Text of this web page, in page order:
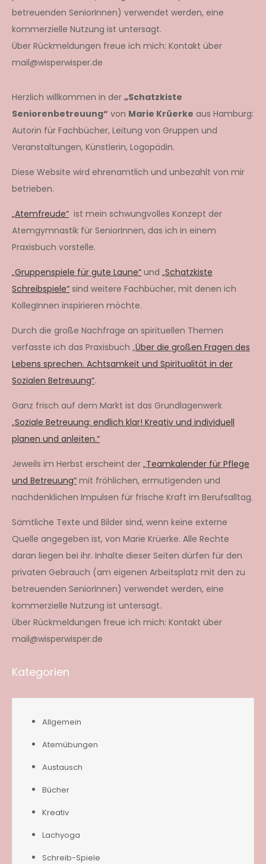
betreuenden SeniorInnen) verwendet werden, eine
kommerzielle Nutzung ist untersagt.
Über Rückmeldungen freue ich mich: Kontakt über
mail@wisperwisper.de
Herzlich willkommen in der „Schatzkiste
Seniorenbetreuung“ von Marie Krüerke aus Hamburg:
Autorin für Fachbücher, Leitung von Gruppen und
Veranstaltungen, Künstlerin, Logopädin.
Diese Website wird ehrenamtlich und unbezahlt von mir
betrieben.
„Atemfreude“ ist mein schwungvolles Konzept der
Atemgymnastik für SeniorInnen, das ich in einem
Praxisbuch vorstelle.
„Gruppenspiele für gute Laune“ und „Schatzkiste
Schreibspiele“ sind weitere Fachbücher, mit denen ich
KollegInnen inspirieren möchte.
Durch die große Nachfrage an spirituellen Themen
verfasste ich das Praxisbuch „Über die großen Fragen des
Lebens sprechen. Achtsamkeit und Spiritualität in der
Sozialen Betreuung“.
Ganz frisch auf dem Markt ist das Grundlagenwerk
„Soziale Betreuung: endlich klar! Kreativ und individuell
planen und anleiten.“
Jeweils im Herbst erscheint der „Teamkalender für Pflege
und Betreuung“ mit fröhlichen, ermutigenden und
nachdenklichen Impulsen für frische Kraft im Berufsalltag.
Sämtliche Texte und Bilder sind, wenn keine externe
Quelle angegeben ist, von Marie Krüerke. Alle Rechte
daran liegen bei ihr. Inhalte dieser Seiten dürfen für den
privaten Gebrauch (am eigenen Arbeitsplatz mit den zu
betreuenden SeniorInnen) verwendet werden, eine
kommerzielle Nutzung ist untersagt.
Über Rückmeldungen freue ich mich: Kontakt über
mail@wisperwisper.de
Kategorien
Allgemein
Atemübungen
Austausch
Bücher
Kreativ
Lachyoga
Schreib-Spiele